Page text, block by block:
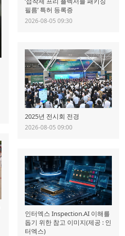
필름’ 특허 등록증
2026-08-05 09:30
2025년 전시회 전경
2026-08-05 09:00
인터엑스 Inspection.AI 이해를
돕기 위한 참고 이미지(제공 : 인
터엑스)